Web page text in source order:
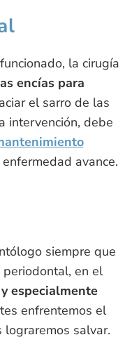
la cirugía
encías para
el sarro de las
intervención, debe
avance.
siempre que
en el
especialmente
enfrentemos el
salvar.